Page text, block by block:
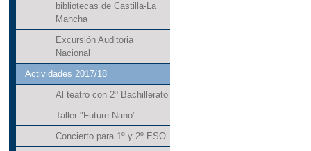
bibliotecas de Castilla-La
Mancha
Excursión Auditoria
Nacional
Actividades 2017/18
Al teatro con 2º Bachillerato
Taller "Future Nano"
Concierto para 1º y 2º ESO